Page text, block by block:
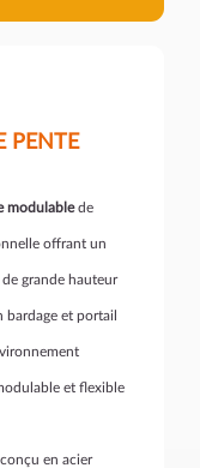
PENTE
modulablede
offrant un
grande hauteur
bardage et portail
et flexible
en acier